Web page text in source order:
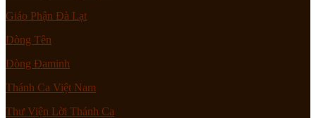
Giáo Phận Đà Lạt
Dòng Tên
Dòng Đaminh
Thánh Ca Việt Nam
Thư Viện Lời Thánh Ca